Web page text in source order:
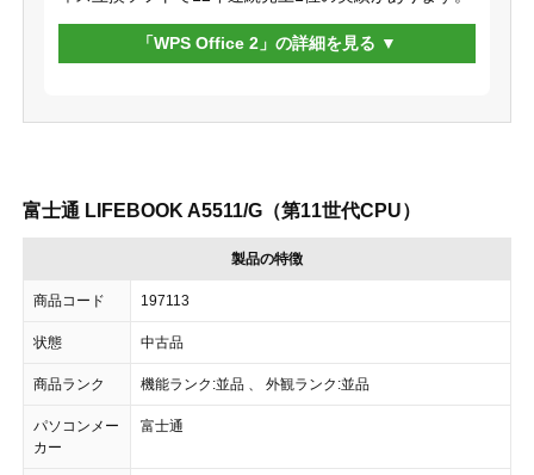
「WPS Office 2」の詳細を見る
富士通 LIFEBOOK A5511/G（第11世代CPU）
製品の特徴
商品コード 197113
状態 中古品
商品ランク 機能ランク:並品 、 外観ランク:並品
パソコンメー
カー
富士通